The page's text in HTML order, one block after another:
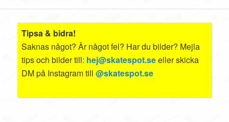
Tipsa & bidra!
Saknas något? Är något fel? Har du bilder? Mejla
tips och bilder till: hej@skatespot.seeller skicka
DM på Instagram till@skatespot.se